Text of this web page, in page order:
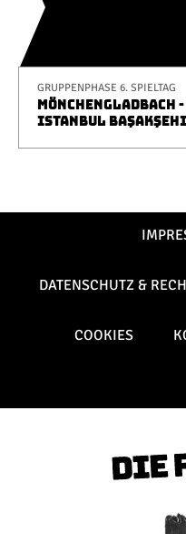
GRUPPENPHASE 6. SPIELTAG
MÖNCHENGLADBACH -
ISTANBUL
DATENSCHUTZ &
COOKIES